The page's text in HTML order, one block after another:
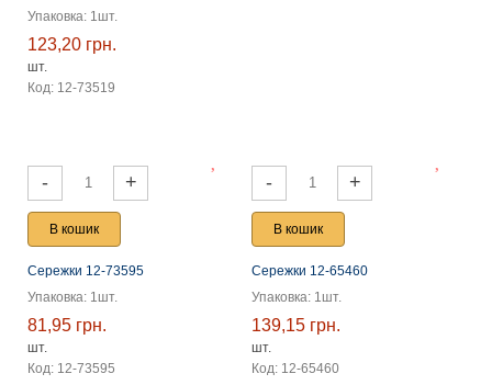
Упаковка: 1шт.
123,20 грн.
шт.
Код: 12-73519
- +
В кошик
Сережки 12-73595
Упаковка: 1шт.
81,95 грн.
шт.
Код: 12-73595
- +
В кошик
Сережки 12-65460
Упаковка: 1шт.
139,15 грн.
шт.
Код: 12-65460